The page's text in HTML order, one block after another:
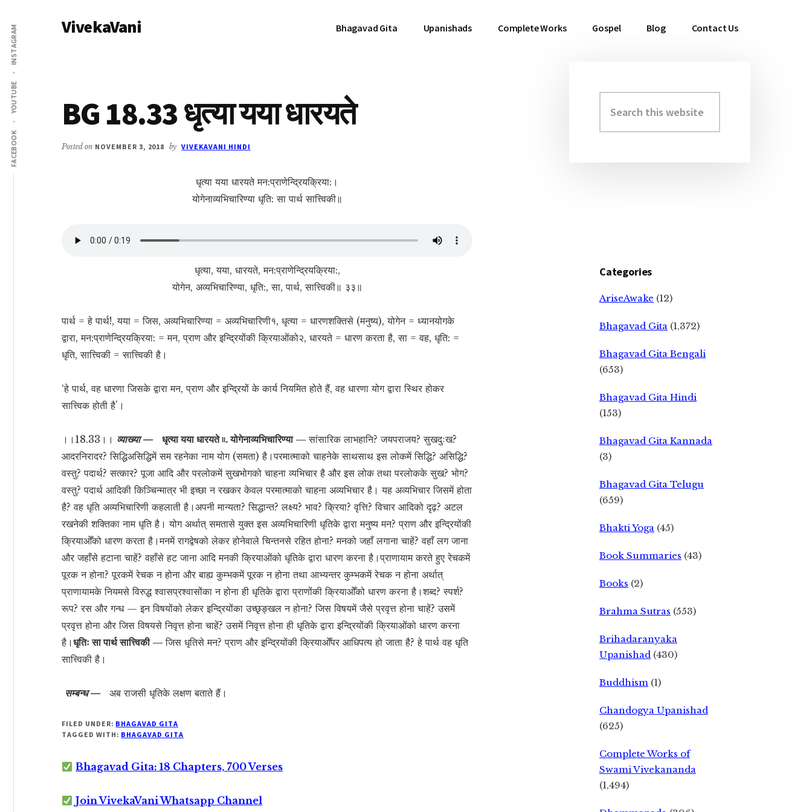
main
content
primary
sidebar
Additional
menu
FACEBOOK
YOUTUBE
INSTAGRAM VivekaVani Bhagavad Gita Upanishads Complete Works Gospel Blog Contact Us
BG 18.33 धृत्या यया धारयते
Posted on NOVEMBER 3, 2018 by VIVEKAVANI HINDI
धृत्या यया धारयते मन:प्राणेन्द्रियक्रिया:।
योगेनाव्यभिचारिण्या धृति: सा पार्थ सात्त्विकी॥
धृत्या, यया, धारयते, मन:प्राणेन्द्रियक्रिया:,
योगेन, अव्यभिचारिण्या, धृति:, सा, पार्थ, सात्त्विकी॥ ३३॥
पार्थ = हे पार्थ!, यया = जिस, अव्यभिचारिण्या = अव्यभिचारिणी१, धृत्या = धारणशक्तिसे (मनुष्य), योगेन = ध्यानयोगके
द्वारा, मन:प्राणेन्द्रियक्रिया: = मन, प्राण और इन्द्रियोंकी क्रियाओंको२, धारयते = धारण करता है, सा = वह, धृति: =
धृति, सात्त्विकी = सात्त्विकी है।
‘हे पार्थ, वह धारणा जिसके द्वारा मन, प्राण और इन्द्रियों के कार्य नियमित होते हैं, वह धारणा योग द्वारा स्थिर होकर
सात्त्विक होती है’।
।।18.33।। व्याख्या — धृत्या यया धारयते ৷৷. योगेनाव्यभिचारिण्या —सांसारिक लाभहानि? जयपराजय? सुखदुःख?
आदरनिरादर? सिद्धिअसिद्धिमें सम रहनेका नाम योग (समता) है।परमात्माको चाहनेके साथसाथ इस लोकमें सिद्धि? असिद्धि?
वस्तु? पदार्थ? सत्कार? पूजा आदि और परलोकमें सुखभोगको चाहना व्यभिचार है और इस लोक तथा परलोकके सुख? भोग?
वस्तु? पदार्थ आदिकी किञ्चिन्मात्र भी इच्छा न रखकर केवल परमात्माको चाहना अव्यभिचार है। यह अव्यभिचार जिसमें होता
है? वह धृति अव्यभिचारिणी कहलाती है।अपनी मान्यता? सिद्धान्त? लक्ष्य? भाव? क्रिया? वृत्ति? विचार आदिको दृढ़? अटल
रखनेकी शक्तिका नाम धृति है। योग अर्थात् समतासे युक्त इस अव्यभिचारिणी धृतिके द्वारा मनुष्य मन? प्राण और इन्द्रियोंकी
क्रियाओँको धारण करता है।मनमें रागद्वेषको लेकर होनेवाले चिन्तनसे रहित होना? मनको जहाँ लगाना चाहें? वहाँ लग जाना
और जहाँसे हटाना चाहें? वहाँसे हट जाना आदि मनकी क्रियाओंको धृतिके द्वारा धारण करना है।प्राणायाम करते हुए रेचकमें
पूरक न होना? पूरकमें रेचक न होना और बाह्य कुम्भकमें पूरक न होना तथा आभ्यन्तर कुम्भकमें रेचक न होना अर्थात्
प्राणायामके नियमसे विरुद्ध श्वासप्रश्वासोंका न होना ही धृतिके द्वारा प्राणोंकी क्रियाओँको धारण करना है।शब्द? स्पर्श?
रूप? रस और गन्ध — इन विषयोंको लेकर इन्द्रियोंका उच्छृङ्खल न होना? जिस विषयमें जैसे प्रवृत्त होना चाहें? उसमें
प्रवृत्त होना और जिस विषयसे निवृत्त होना चाहें? उसमें निवृत्त होना ही धृतिके द्वारा इन्द्रियोंकी क्रियाओंको धारण करना
है। धृतिः सा पार्थ सात्त्विकी —जिस धृतिसे मन? प्राण और इन्द्रियोंकी क्रियाओँपर आधिपत्य हो जाता है? हे पार्थ वह धृति
सात्त्विकी है।
सम्बन्ध — अब राजसी धृतिके लक्षण बताते हैं।
FILED UNDER: BHAGAVAD GITA
TAGGED WITH: BHAGAVAD GITA
Bhagavad Gita: 18 Chapters, 700 Verses
Join VivekaVani Whatsapp Channel
Primary
Sidebar
this
website
Categories
AriseAwake (12)
Bhagavad Gita (1,372)
Bhagavad Gita Bengali
(653)
Bhagavad Gita Hindi
(153)
Bhagavad Gita Kannada
(3)
Bhagavad Gita Telugu
(659)
Bhakti Yoga (45)
Book Summaries (43)
Books (2)
Brahma Sutras (553)
Brihadaranyaka
Upanishad (430)
Buddhism (1)
Chandogya Upanishad
(625)
Complete Works of
Swami Vivekananda
(1,494)